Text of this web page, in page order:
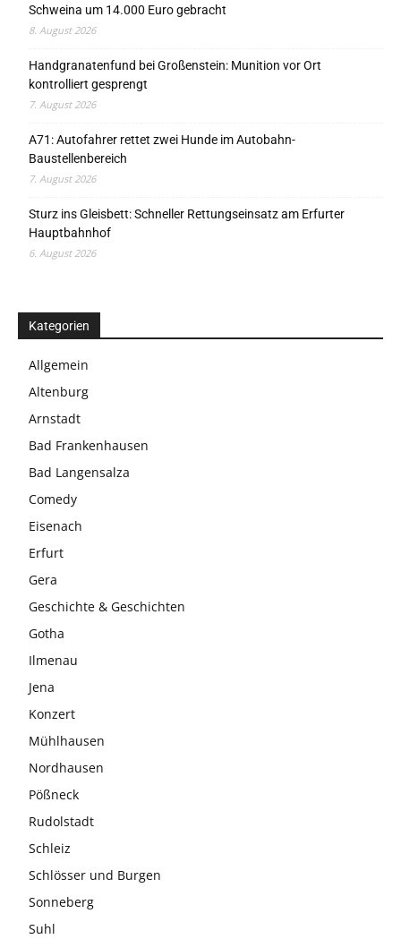
Schweina um 14.000 Euro gebracht
8. August 2026
Handgranatenfund bei Großenstein: Munition vor Ort
kontrolliert gesprengt
7. August 2026
A71: Autofahrer rettet zwei Hunde im Autobahn-
Baustellenbereich
7. August 2026
Sturz ins Gleisbett: Schneller Rettungseinsatz am Erfurter
Hauptbahnhof
6. August 2026
Kategorien
Allgemein
Altenburg
Arnstadt
Bad Frankenhausen
Bad Langensalza
Comedy
Eisenach
Erfurt
Gera
Geschichte & Geschichten
Gotha
Ilmenau
Jena
Konzert
Mühlhausen
Nordhausen
Pößneck
Rudolstadt
Schleiz
Schlösser und Burgen
Sonneberg
Suhl